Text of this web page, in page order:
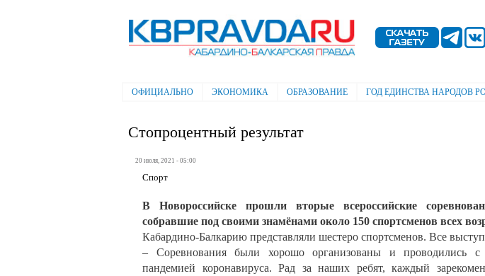
содержанию
Электронная газета "Кабардино-
Балкарская правда"
Главное меню
ОФИЦИАЛЬНО ЭКОНОМИКА ОБРАЗОВАНИЕ ГОД ЕДИНСТВА НАРОДОВ
Стопроцентный результат
20 июля, 2021 - 05:00
Спорт
В Новороссийске прошли вторые всероссийские
собравшие под своими знамёнами около 150 спортсменов всех
Кабардино-Балкарию представляли шестеро спортсменов. Все
– Соревнования были хорошо организованы и проводились с
пандемией коронавируса. Рад за наших ребят, каждый